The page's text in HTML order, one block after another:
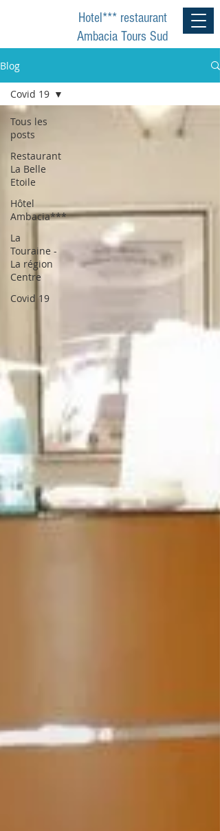
Hotel*** restaurant
Ambacia Tours Sud
Blog
Tous les
posts
Restaurant
La Belle
Etoile
Hôtel
Ambacia***
La
Touraine -
La région
Centre
Covid 19
Covid 19